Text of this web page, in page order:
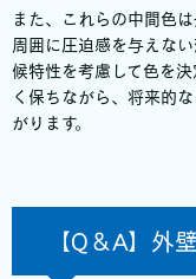
また、これらの中間色
周囲に圧迫感を与えな
候特性を考慮して色を
く保ちながら、将来的
がります。
【Q＆A】外